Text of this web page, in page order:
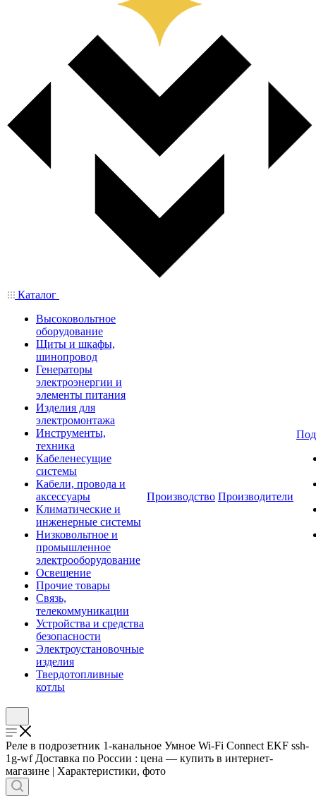
Каталог
Высоковольтное
оборудование
Щиты и шкафы,
шинопровод
Генераторы
электроэнергии и
элементы питания
Изделия для
электромонтажа
Инструменты,
техника
Кабеленесущие
системы
Кабели, провода и
аксессуары
Климатические и
инженерные системы
Низковольтное и
промышленное
электрооборудование
Освещение
Прочие товары
Связь,
телекоммуникации
Устройства и средства
безопасности
Электроустановочные
изделия
Твердотопливные
котлы
Производство Производители
Реле в подрозетник 1-канальное Умное Wi-Fi Connect EKF ssh-
1g-wf Доставка по России : цена — купить в интернет-
магазине | Характеристики, фото